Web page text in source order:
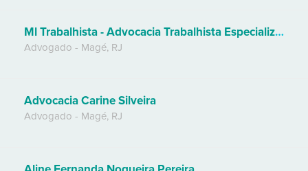
Ml Trabalhista - Advocacia Trabalhista Especializada
Advogado - Magé, RJ
Advocacia Carine Silveira
Advogado - Magé, RJ